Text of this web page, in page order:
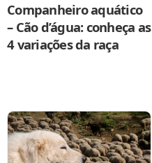
Companheiro aquático
– Cão d’água: conheça as
4 variações da raça